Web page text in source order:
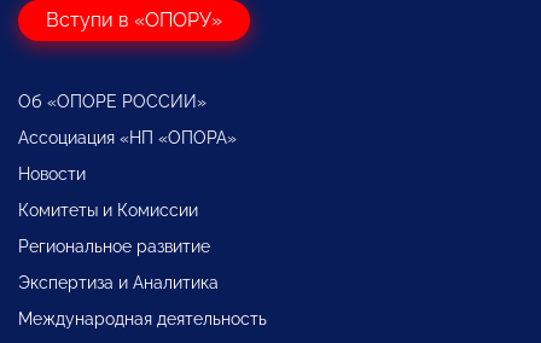
Вступи в «ОПОРУ»
Об «ОПОРЕ РОССИИ»
Ассоциация «НП «ОПОРА»
Новости
Комитеты и Комиссии
Региональное развитие
Экспертиза и Аналитика
Международная деятельность